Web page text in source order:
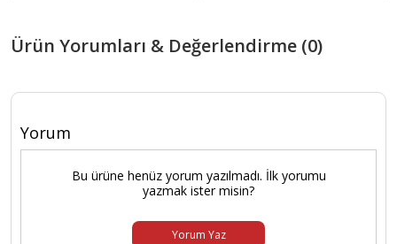
Ürün Yorumları & Değerlendirme (0)
Yorum
Bu ürüne henüz yorum yazılmadı. İlk yorumu
yazmak ister misin?
Yorum Yaz